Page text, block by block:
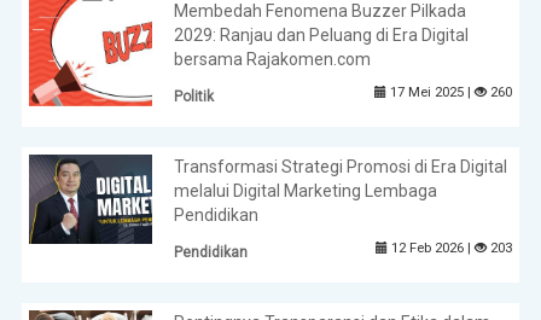
Membedah Fenomena Buzzer Pilkada
2029: Ranjau dan Peluang di Era Digital
bersama Rajakomen.com
Politik 17 Mei 2025 | 260
Transformasi Strategi Promosi di Era Digital
melalui Digital Marketing Lembaga
Pendidikan
Pendidikan 12 Feb 2026 | 203